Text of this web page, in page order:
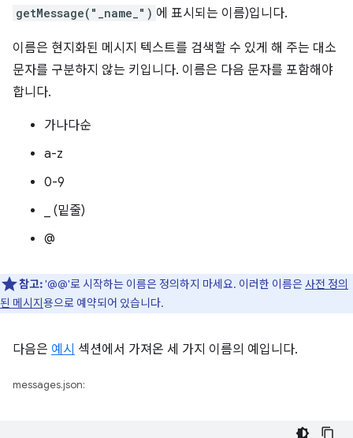
getMessage("_name_") 에 표시되는 이름)입니다.
이름은 현지화된 메시지 텍스트를 검색할 수 있게 해 주는 대소
문자를 구분하지 않는 키입니다. 이름은 다음 문자를 포함해야
합니다.
가나다순
a-z
0-9
_ (밑줄)
@
참고:'@@'로 시작하는 이름은 정의하지 마세요. 이러한 이름은 사전 정의
된 메시지용으로 예약되어 있습니다.
다음은 예시 섹션에서 가져온 세 가지 이름의 예입니다.
messages.json: